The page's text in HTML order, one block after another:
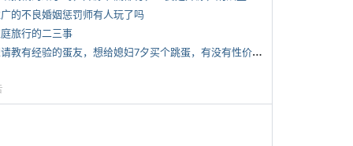
的不良婚姻惩罚师有人玩了吗
旅行的二三事
*
想请教有经验的蛋友，想给媳妇7夕买个跳蛋，有没有性价比高的推荐